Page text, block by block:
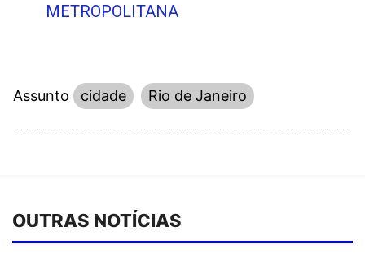
METROPOLITANA
Assunto cidade Rio de Janeiro
OUTRAS NOTÍCIAS